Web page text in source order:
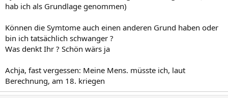
hab ich als Grundlage genommen)
Können die Symtome auch einen anderen Grund haben oder
bin ich tatsächlich schwanger ?
Was denkt Ihr ? Schön wärs ja
Achja, fast vergessen: Meine Mens. müsste ich, laut
Berechnung, am 18. kriegen